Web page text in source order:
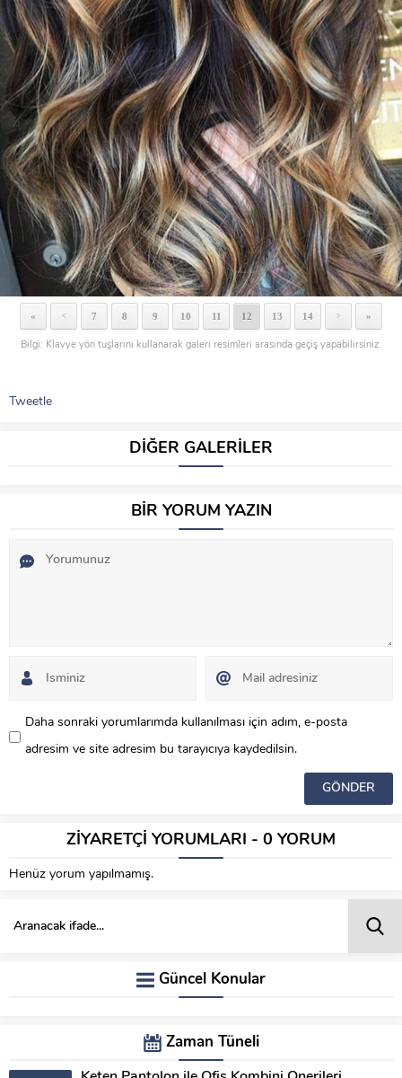
« < 7 8 9 10 11 12 13 14 > »
Bilgi: Klavye yön tuşlarını kullanarak galeri resimleri arasında geçiş yapabilirsiniz.
Tweetle
DİĞER GALERİLER
BİR YORUM YAZIN
Daha sonraki yorumlarımda kullanılması için adım, e-posta
adresim ve site adresim bu tarayıcıya kaydedilsin.
ZİYARETÇİ YORUMLARI - 0 YORUM
Henüz yorum yapılmamış.
Güncel Konular
Zaman Tüneli